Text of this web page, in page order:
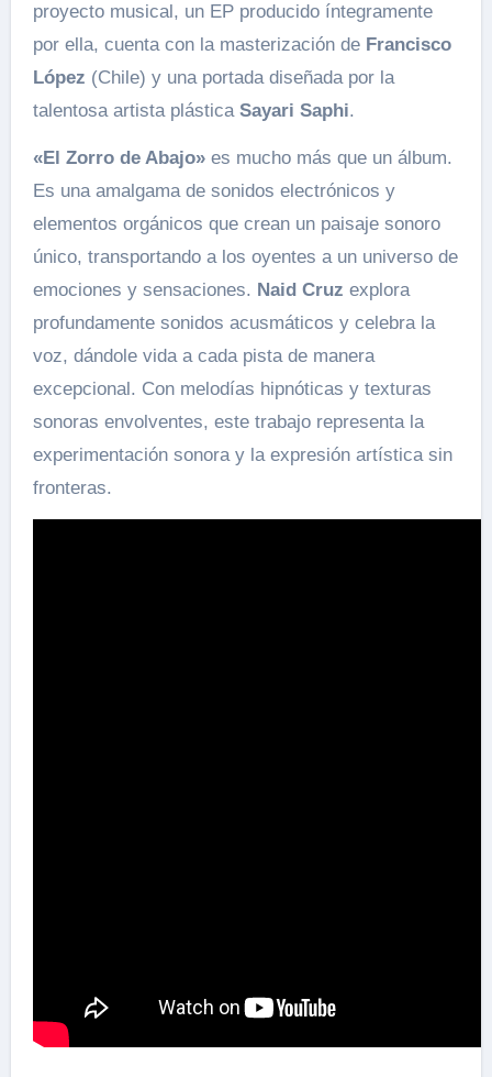
proyecto musical, un EP producido íntegramente
por ella, cuenta con la masterización de Francisco
López (Chile) y una portada diseñada por la
talentosa artista plástica Sayari Saphi.
«El Zorro de Abajo» es mucho más que un álbum.
Es una amalgama de sonidos electrónicos y
elementos orgánicos que crean un paisaje sonoro
único, transportando a los oyentes a un universo de
emociones y sensaciones. Naid Cruz explora
profundamente sonidos acusmáticos y celebra la
voz, dándole vida a cada pista de manera
excepcional. Con melodías hipnóticas y texturas
sonoras envolventes, este trabajo representa la
experimentación sonora y la expresión artística sin
fronteras.